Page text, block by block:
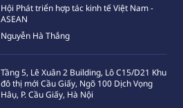
Hội Phát triển hợp tác kinh tế Việt Nam -
ASEAN
Nguyễn Hà Thắng
Tầng 5, Lê Xuân 2 Building, Lô C15/D21 Khu
đô thị mới Cầu Giấy, Ngõ 100 Dịch Vọng
Hâụ, P. Cầu Giấy, Hà Nội